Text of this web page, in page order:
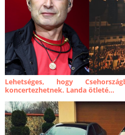
Lehetséges, hogy
koncertezhetnek. Landa ötleté...